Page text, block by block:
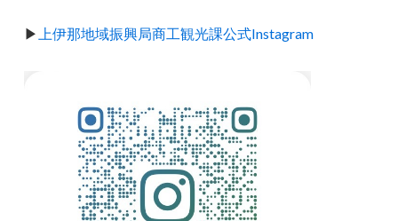
▶ 上伊那地域振興局商工観光課公式Instagram